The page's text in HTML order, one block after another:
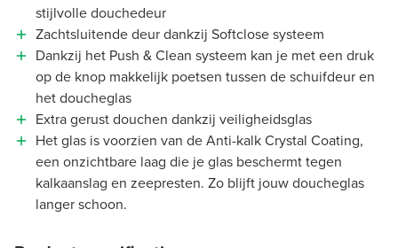
stijlvolle douchedeur
Zachtsluitende deur dankzij Softclose systeem
Dankzij het Push & Clean systeem kan je met een druk
op de knop makkelijk poetsen tussen de schuifdeur en
het doucheglas
Extra gerust douchen dankzij veiligheidsglas
Het glas is voorzien van de Anti-kalk Crystal Coating,
een onzichtbare laag die je glas beschermt tegen
kalkaanslag en zeepresten. Zo blijft jouw doucheglas
langer schoon.